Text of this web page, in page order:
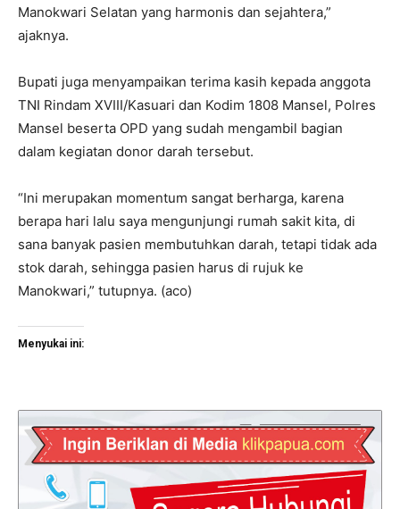
Manokwari Selatan yang harmonis dan sejahtera,”
ajaknya.
Bupati juga menyampaikan terima kasih kepada anggota
TNI Rindam XVIII/Kasuari dan Kodim 1808 Mansel, Polres
Mansel beserta OPD yang sudah mengambil bagian
dalam kegiatan donor darah tersebut.
“Ini merupakan momentum sangat berharga, karena
berapa hari lalu saya mengunjungi rumah sakit kita, di
sana banyak pasien membutuhkan darah, tetapi tidak ada
stok darah, sehingga pasien harus di rujuk ke
Manokwari,” tutupnya. (aco)
Menyukai ini: